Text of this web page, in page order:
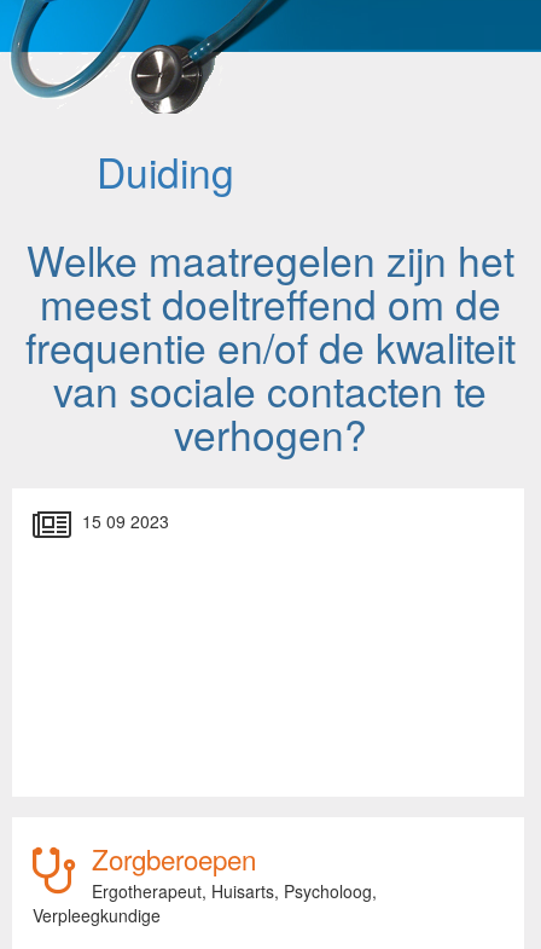
Duiding
Welke maatregelen zijn het
meest doeltreffend om de
frequentie en/of de kwaliteit
van sociale contacten te
verhogen?
15 09 2023
Zorgberoepen
Ergotherapeut, Huisarts, Psycholoog,
Verpleegkundige